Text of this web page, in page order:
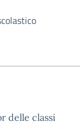
delle classi